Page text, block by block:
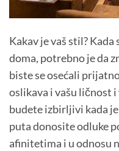
Kakav je vaš stil?
doma, potrebno je da
biste se osećali
oslikava i vašu ličnost i
budete izbirljivi kada
puta donosite odluke
afinitetima i u odnosu